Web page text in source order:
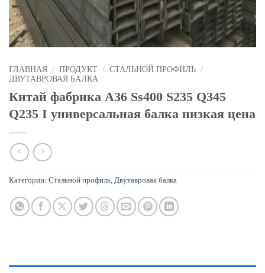
ГЛАВНАЯ / ПРОДУКТ / СТАЛЬНОЙ ПРОФИЛЬ /
ДВУТАВРОВАЯ БАЛКА
Китай фабрика A36 Ss400 S235 Q345
Q235 I универсальная балка низкая цена
Категории: Стальной профиль, Двутавровая балка